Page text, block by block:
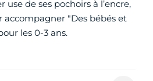
use de ses pochoirs à l’encre,
accompagner "Des bébés et
les 0-3 ans.